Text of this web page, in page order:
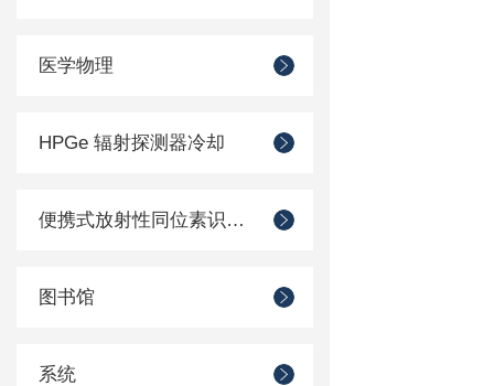
医学物理
HPGe 辐射探测器冷却
便携式放射性同位素识别装置 （RIID）
图书馆
系统